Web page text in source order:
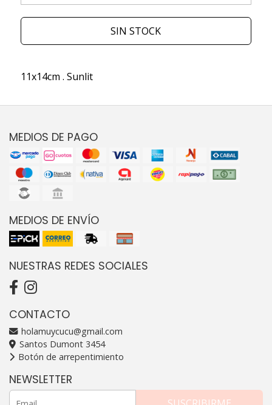
SIN STOCK
11x14cm . Sunlit
MEDIOS DE PAGO
MEDIOS DE ENVÍO
NUESTRAS REDES SOCIALES
CONTACTO
holamuycucu@gmail.com
Santos Dumont 3454
Botón de arrepentimiento
NEWSLETTER